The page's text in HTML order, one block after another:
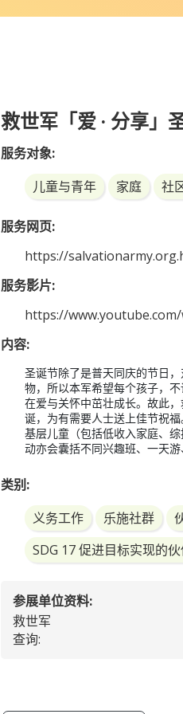
救世军「爱 · 分享」
服务对象:
儿童与青年
家庭 社
服务网页:
https://
服务影片:
https://www.youtube.com/
内容:
圣诞节除了是普天同庆的节日
物，所以本军希望每个孩子，
在爱与关怀中茁壮成长。故此
诞，为有需要人士送上佳节祝
基层儿童（包括低收入家庭、
动亦会囊括不同兴趣班、一天
类别:
义务工作
乐施社群
SDG 17 促进目标实现的
参展单位资料:
救世军
查询: